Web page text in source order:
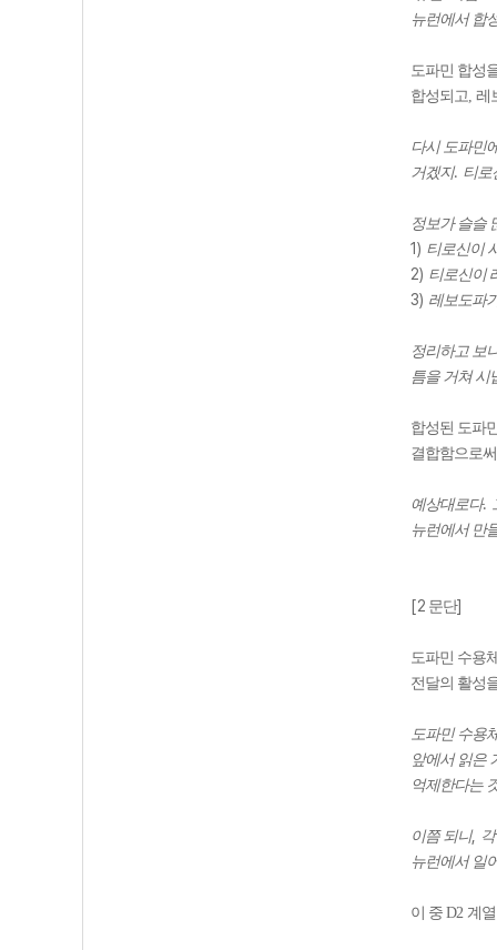
뉴런에서 합
도파민 합성
합성되고, 레
다시 도파민
거겠지. 티로
정보가 슬슬
1) 티로신이
2) 티로신이
3) 레보도파
정리하고 보
틈을 거쳐 시
합성된 도파
결합함으로
예상대로다.
뉴런에서 만
[2 문단]
도파민 수용
전달의 활성
도파민 수용
앞에서 읽은
억제한다는
이쯤 되니,
뉴런에서 일
이 중 D2 계